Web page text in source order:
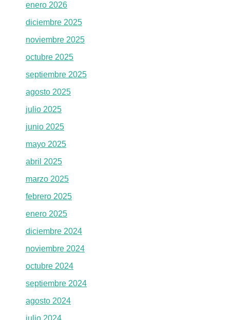
enero 2026
diciembre 2025
noviembre 2025
octubre 2025
septiembre 2025
agosto 2025
julio 2025
junio 2025
mayo 2025
abril 2025
marzo 2025
febrero 2025
enero 2025
diciembre 2024
noviembre 2024
octubre 2024
septiembre 2024
agosto 2024
julio 2024